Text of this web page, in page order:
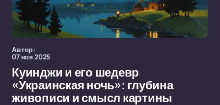
Автор:
07 ноя 2025
Куинджи и его шедевр
«Украинская ночь»: глубина
живописи и смысл картины